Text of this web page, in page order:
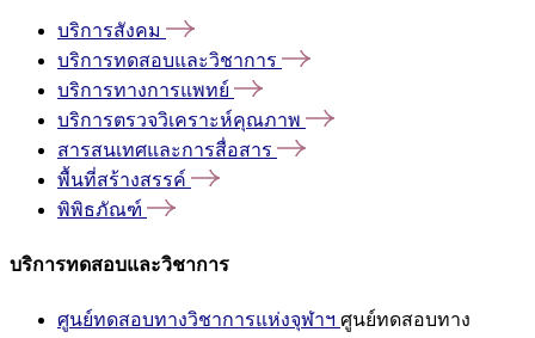
บริการสังคม
บริการทดสอบและวิชาการ
บริการทางการแพทย์
บริการตรวจวิเคราะห์คุณภาพ
สารสนเทศและการสื่อสาร
พื้นที่สร้างสรรค์
พิพิธภัณฑ์
บริการทดสอบและวิชาการ
ศูนย์ทดสอบทางวิชาการแห่งจุฬาฯ ศูนย์ทดสอบทาง